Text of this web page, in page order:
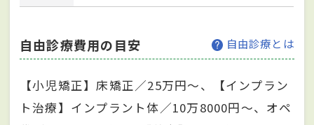
自由診療費用の目安 自由診療とは
【小児矯正】床矯正／25万円～、【インプラン
ト治療】インプラント体／10万8000円～、オペ